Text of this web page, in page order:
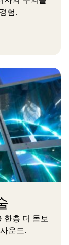
험.
한층 더 돋보
운드.